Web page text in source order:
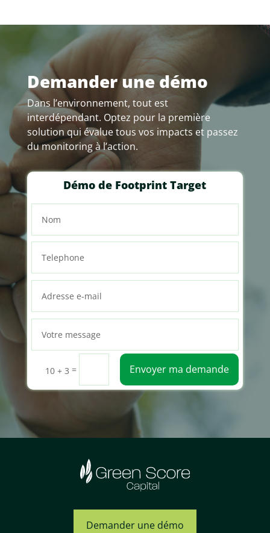
Demander une démo
Dans l’environnement, tout est
interdépendant. Optez pour la première
solution qui évalue tous vos impacts et passez
du monitoring à l’action.
Démo de Footprint Target
10 + 3 = Envoyer ma demande
Demander une démo